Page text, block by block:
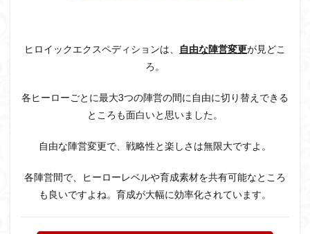
ヒロイックエクスペディションは、 自由な陣営変更が見どこ
ろ。
各ヒーローごとに最大3つの陣営の間に自由に切り替えできる
ところも面白いと思いました。
自由な陣営変更で、戦略性と楽しさは無限大ですよ。
各陣営間で、ヒーローレベルや育成素材を共有可能なところ
も良いですよね。育成が大幅に効率化されています。